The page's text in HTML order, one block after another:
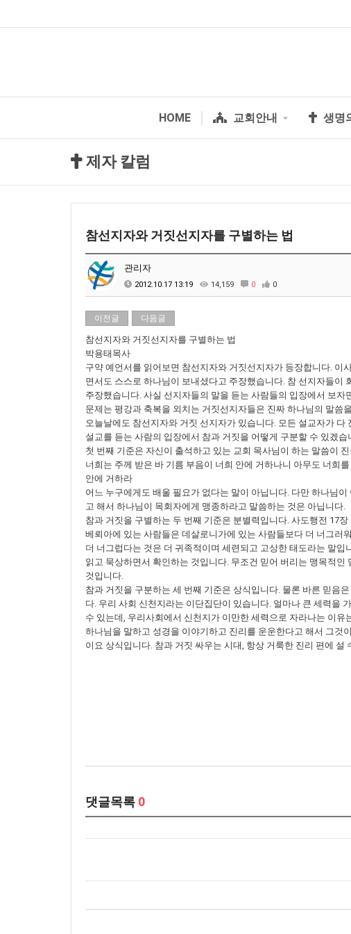
HOME 교회안내 생명
제자 칼럼
참선지자와 거짓선지자를 구별하는 법
관리자
2012.10.17 13:19 14,159 0 0
이전글 다음글
참선지자와 거짓선지자를 구별하는 법
박용태목사
구약 예언서를 읽어보면 참선지자와 거짓선지자가 등장합니다.
면서도 스스로 하나님이 보내셨다고 주장했습니다. 참 선지자들이
주장했습니다. 사실 선지자들의 말을 듣는 사람들의 입장에서 보
문제는 평강과 축복을 외치는 거짓선지자들은 진짜 하나님의 말씀
오늘날에도 참선지자와 거짓 선지자가 있습니다. 모든 설교자가
설교를 듣는 사람의 입장에서 참과 거짓을 어떻게 구분할 수 있겠습
첫 번째 기준은 자신이 출석하고 있는 교회 목사님이 하는 말씀이
너희는 주께 받은 바 기름 부음이 너희 안에 거하나니 아무도 너희
안에 거하라
어느 누구에게도 배울 필요가 없다는 말이 아닙니다. 다만 하나님
고 해서 하나님이 목회자에게 맹종하라고 말씀하는 것은 아닙니다.
참과 거짓을 구별하는 두 번째 기준은 분별력입니다. 사도행전 17
베뢰아에 있는 사람들은 데살로니가에 있는 사람들보다 더 너그러
더 너그럽다는 것은 더 귀족적이며 세련되고 고상한 태도라는 말
읽고 묵상하면서 확인하는 것입니다. 무조건 믿어 버리는 맹목적
것입니다.
참과 거짓을 구분하는 세 번째 기준은 상식입니다. 물론 바른 믿음
다. 우리 사회 신천지라는 이단집단이 있습니다. 얼마나 큰 세력을
수 있는데, 우리사회에서 신천지가 이만한 세력으로 자라나는 이
하나님을 말하고 성경을 이야기하고 진리를 운운한다고 해서 그것
이요 상식입니다. 참과 거짓 싸우는 시대, 항상 거룩한 진리 편에
댓글목록 0